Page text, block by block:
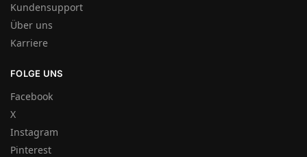
Kundensupport
Über uns
Karriere
FOLGE UNS
Facebook
X
Instagram
Pinterest